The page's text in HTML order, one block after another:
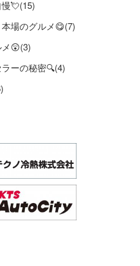
💘(15)
場のグルメ😋(7)
😲(3)
ーの秘密🔍(4)